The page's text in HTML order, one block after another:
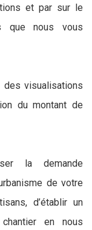
et par sur le
que nous vous
visualisations
du montant de
la demande
de votre
d’établir un
en nous